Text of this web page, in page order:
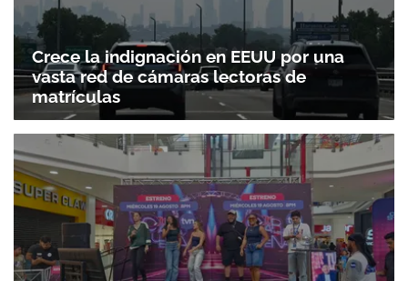
Crece la indignación en EEUU por una
vasta red de cámaras lectoras de
matrículas